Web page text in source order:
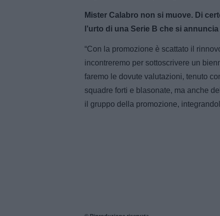
Mister Calabro non si muove. Di
l’urto di una Serie B che si
“Con la promozione è scattato il
incontreremo per sottoscrivere un
faremo le dovute valutazioni, tenuto
squadre forti e blasonate, ma anche
il gruppo della promozione,